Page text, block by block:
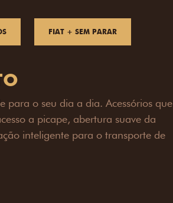
FIAT + SEM PARAR
desafio. O Pack off-road combina
toneladas, alargadores de para-
mais capacidade de reboque,
e um visual ainda mais imponente